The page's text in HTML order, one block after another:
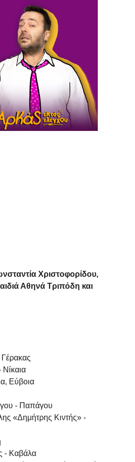
Χριστοφορίδου,
Αθηνά Τριπόδη και
Εύβοια
- Παπάγου
«Δημήτρης Κιντής» -
- Καβάλα